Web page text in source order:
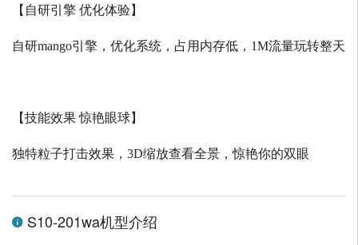
【自研引擎 优化体验】
自研mango引擎，优化系统，占用内存低， 1M流量玩转整天
【技能效果 惊艳眼球】
独特粒子打击效果， 3D缩放查看全景，惊艳你的双眼
S10-201wa机型介绍